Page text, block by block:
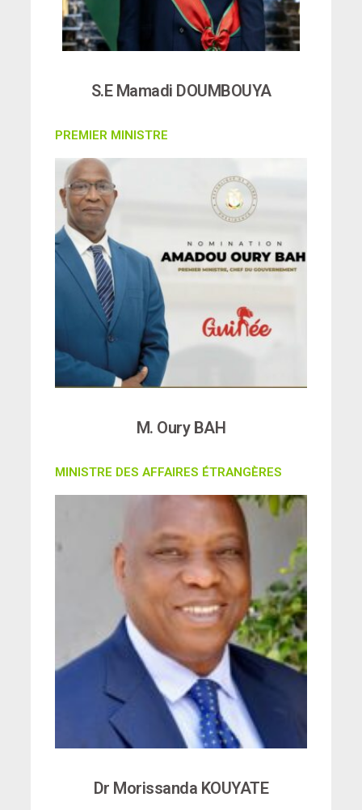
S.E Mamadi DOUMBOUYA
PREMIER MINISTRE
M. Oury BAH
MINISTRE DES AFFAIRES ÉTRANGÈRES
Dr Morissanda KOUYATE